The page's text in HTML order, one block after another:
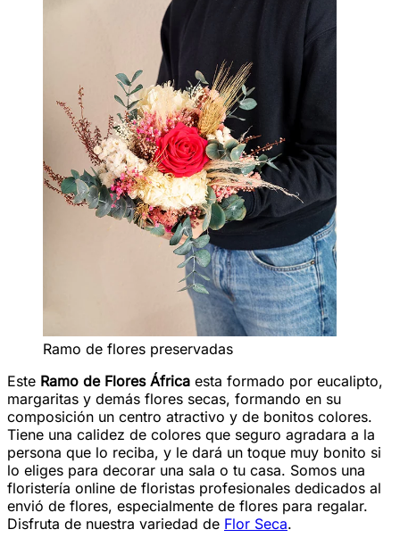
Ramo de flores preservadas
Este Ramo de Flores África esta formado por eucalipto,
margaritas y demás flores secas, formando en su
composición un centro atractivo y de bonitos colores.
Tiene una calidez de colores que seguro agradara a la
persona que lo reciba, y le dará un toque muy bonito si
lo eliges para decorar una sala o tu casa. Somos una
floristería online de floristas profesionales dedicados al
envió de flores, especialmente de flores para regalar.
Disfruta de nuestra variedad de Flor Seca.